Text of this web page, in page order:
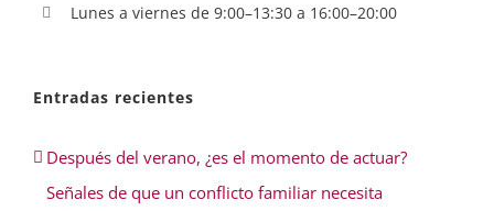
Lunes a viernes de 9:00–13:30 a 16:00–20:00
Entradas recientes
Después del verano, ¿es el momento de actuar?
Señales de que un conflicto familiar necesita